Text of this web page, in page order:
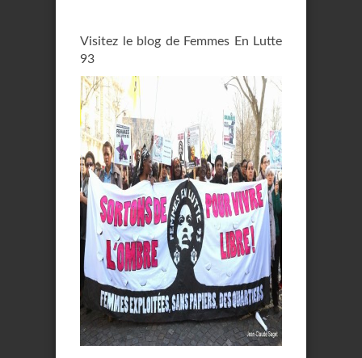
Visitez le blog de Femmes En Lutte
93